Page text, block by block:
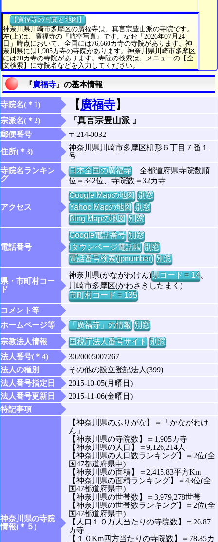
【廣福寺の写真と地図】
神奈川県川崎市多摩区の廣福寺は、真言宗豊山派の寺院です。
左(上)は、廣福寺の『航空写真』です。なお「2026年07月24
日」時点において、全国には76,660カ寺の寺院があります。神
奈川県には1,905カ寺の寺院があります。神奈川県川崎市多摩区
には20カ寺の寺院があります。寺院の検索は、メニューの【全
文検索】に寺院名などを入力してください。
『廣福寺 』の基本情報
寺院名(＊1) 【廣福寺】
宗派名(＊2) 『真言宗豊山派 』
郵便番号 〒214-0032
住所(＊3)
神奈川県川崎市多摩区枡形６丁目７番１
号
寺院名ランキン
グ
日本全国の廣福寺全都道府県寺院数順
位＝342位、寺院数＝32カ寺
アクセス
Google Mapの地図 別窓
Yahoo Mapの地図 別窓
Bing Mapの地図 別窓
電話番号
Google電話番号 別窓
iタウンページ電話帳 別窓
電話番号検索(jpnumber) 別窓
県・市町村コー
ド
神奈川県(かながわけん)県コード = 14、
川崎市多摩区(かわさきしたまく)
市町村コード = 135
コメント等
ホームページ等
「廣福寺」の情報 別窓
宗教法人情報
国税庁法人番号サイト 別窓
法人番号(＊4)
3020005007267
法人の種別
その他の設立登記法人(399)
法人番号指定日
2015-10-05(月曜日)
法人番号更新日
2015-11-06(金曜日)
特記事項
神奈川県の寺院
情報(＊５)
【神奈川県のふりがな】＝「かながわけ
ん」
【神奈川県の寺院数】＝1,905カ寺
【神奈川県の人口】＝9,126,214人
【神奈川県の人口数ランキング】＝2位(全
国47都道府県中)
【神奈川県の面積】＝2,415.83平方Km
【神奈川県の面積ランキング】＝43位(全
国47都道府県中)
【神奈川県の世帯数】＝3,979,278世帯
【神奈川県の世帯数ランキング】＝2位(全
国47都道府県中)
【人口１０万人当たりの寺院数】＝20.87
カ寺
【１０Km四方当たりの寺院数】＝78.85カ